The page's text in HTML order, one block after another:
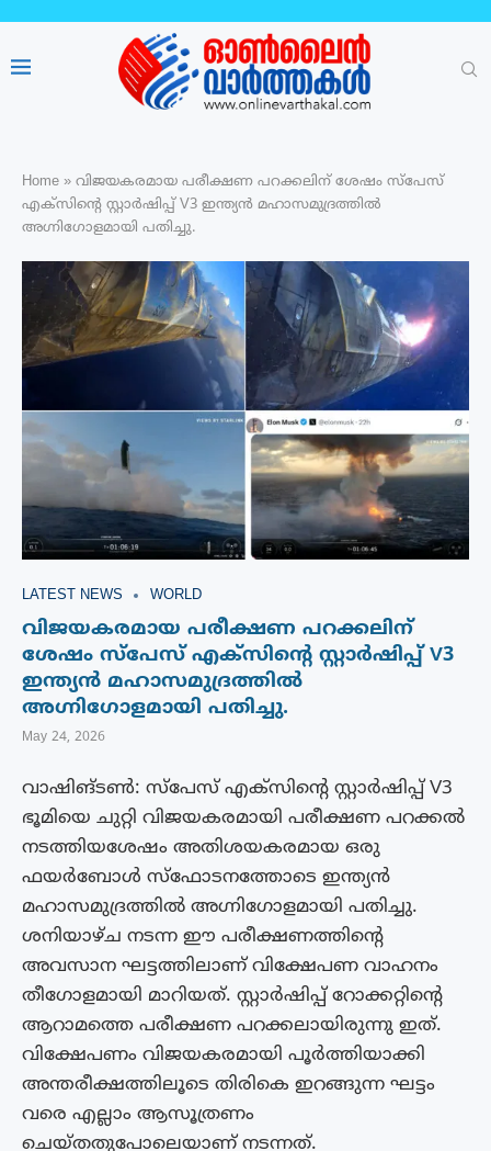
Home » വിജയകരമായ പരീക്ഷണ പറക്കലിന് ശേഷം സ്‌പേസ്
എക്‌സിന്റെ സ്റ്റാർഷിപ്പ് V3 ഇന്ത്യൻ മഹാസമുദ്രത്തിൽ
അഗ്നിഗോളമായി പതിച്ചു.
LATEST NEWS WORLD
വിജയകരമായ പരീക്ഷണ പറക്കലിന്
ശേഷം സ്‌പേസ് എക്‌സിന്റെ സ്റ്റാർഷിപ്പ് V3
ഇന്ത്യൻ മഹാസമുദ്രത്തിൽ
അഗ്നിഗോളമായി പതിച്ചു.
May 24, 2026
വാഷിങ്ടൺ: സ്‌പേസ് എക്‌സിന്റെ സ്റ്റാർഷിപ്പ് V3
ഭൂമിയെ ചുറ്റി വിജയകരമായി പരീക്ഷണ പറക്കൽ
നടത്തിയശേഷം അതിശയകരമായ ഒരു
ഫയർബോൾ സ്‌ഫോടനത്തോടെ ഇന്ത്യൻ
മഹാസമുദ്രത്തിൽ അഗ്നിഗോളമായി പതിച്ചു.
ശനിയാഴ്ച നടന്ന ഈ പരീക്ഷണത്തിന്റെ
അവസാന ഘട്ടത്തിലാണ് വിക്ഷേപണ വാഹനം
തീഗോളമായി മാറിയത്. സ്റ്റാർഷിപ്പ് റോക്കറ്റിന്റെ
ആറാമത്തെ പരീക്ഷണ പറക്കലായിരുന്നു ഇത്.
വിക്ഷേപണം വിജയകരമായി പൂർത്തിയാക്കി
അന്തരീക്ഷത്തിലൂടെ തിരികെ ഇറങ്ങുന്ന ഘട്ടം
വരെ എല്ലാം ആസൂത്രണം
ചെയ്തതുപോലെയാണ് നടന്നത്.